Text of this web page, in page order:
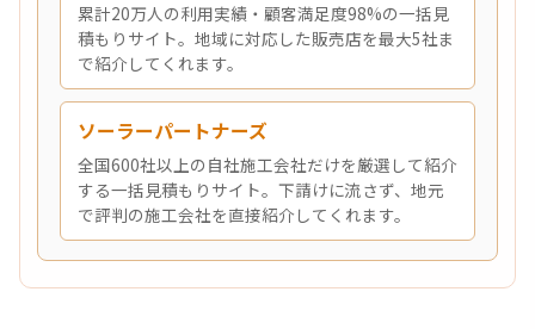
累計20万人の利用実績・顧客満足度98%の一括見
積もりサイト。地域に対応した販売店を最大5社ま
で紹介してくれます。
ソーラーパートナーズ
全国600社以上の自社施工会社だけを厳選して紹介
する一括見積もりサイト。下請けに流さず、地元
で評判の施工会社を直接紹介してくれます。